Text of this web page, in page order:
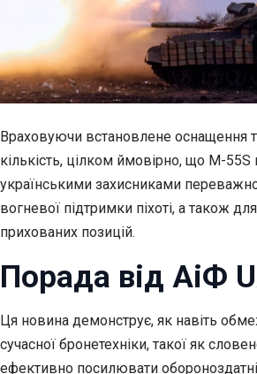
Враховуючи встановлене оснащення
кількість, цілком ймовірно, що M-
українськими захисниками
вогневої підтримки піхоті, а також
прихованих позицій.
Порада від АіФ
Ця новина демонструє, як навіть
сучасної бронетехніки, такої як
ефективно посилювати